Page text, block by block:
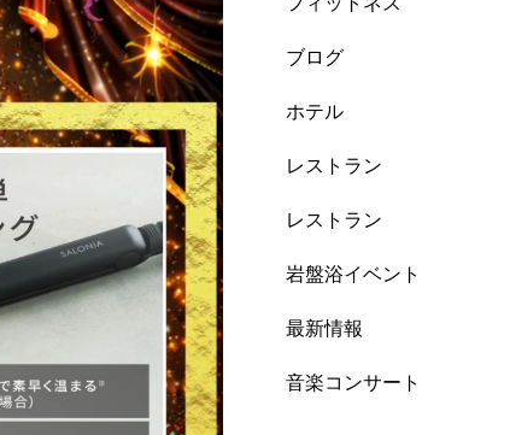
ブログ
ホテル
レストラン
レストラン
岩盤浴イベント
最新情報
音楽コンサート